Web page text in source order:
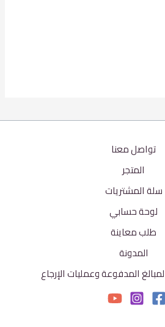
تواصل معنا
المتجر
سلة المشتريات
لوحة حسابي
طلب معاينة
المدونة
المدفوعة وعمليات الإرجاع